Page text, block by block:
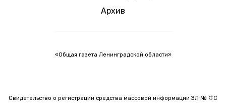
Архив
«Общая газета Ленинградской области»
Свидетельство о регистрации средства массовой информации ЭЛ № ФС